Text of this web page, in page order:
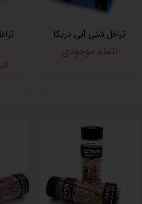
ترافل شنی آبی دریکا
اتمام موجودی